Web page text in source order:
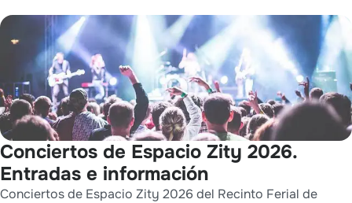
Conciertos de Espacio Zity 2026.
Entradas e información
Conciertos de Espacio Zity 2026 del Recinto Ferial de